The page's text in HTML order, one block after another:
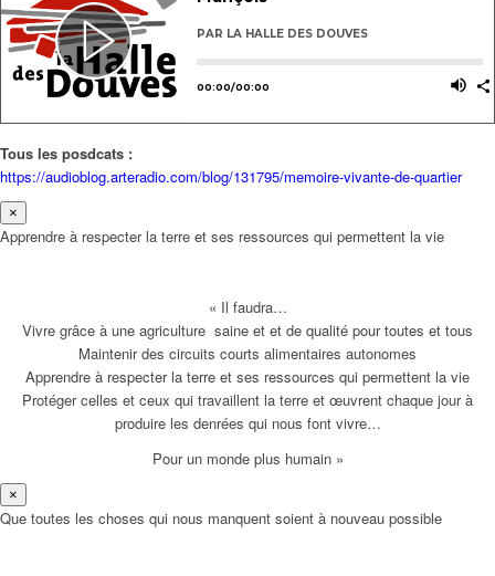
Tous les posdcats :
https://audioblog.arteradio.com/blog/131795/memoire-vivante-de-quartier
×
Apprendre à respecter la terre et ses ressources qui permettent la vie
« Il faudra…
Vivre grâce à une agriculture saine et et de qualité pour toutes et tous
Maintenir des circuits courts alimentaires autonomes
Apprendre à respecter la terre et ses ressources qui permettent la vie
Protéger celles et ceux qui travaillent la terre et œuvrent chaque jour à
produire les denrées qui nous font vivre…
Pour un monde plus humain »
×
Que toutes les choses qui nous manquent soient à nouveau possible